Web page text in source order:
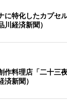
に特化したカプセ
川経済新聞）
作料理店「二十三
済新聞）